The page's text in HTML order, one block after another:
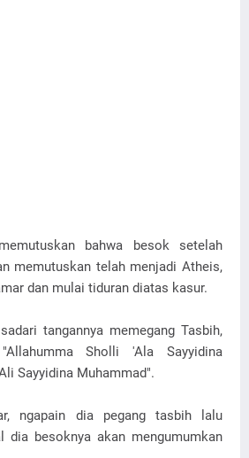
bahwa besok setelah
memutuskan telah menjadi Atheis,
dan mulai tiduran diatas kasur.
tangannya memegang Tasbih,
Sholli 'Ala Sayyidina
Sayyidina Muhammad".
ngapain dia pegang tasbih lalu
dia besoknya akan mengumumkan